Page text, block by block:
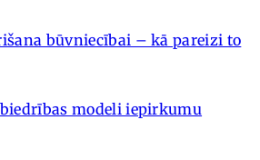
būvniecībai – kā pareizi to
modeli iepirkumu